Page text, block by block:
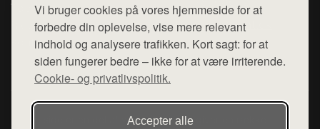
Vi bruger cookies på vores hjemmeside for at
forbedre din oplevelse, vise mere relevant
indhold og analysere trafikken. Kort sagt: for at
siden fungerer bedre – ikke for at være irriterende.
Cookie- og privatlivspolitik.
Accepter alle
Top Rabatter
Blog
Kontakt
Mail: hej@want.dk
Cookie- og privatlivspolitik
Denne side er en del af want.dk, der udgiver en række